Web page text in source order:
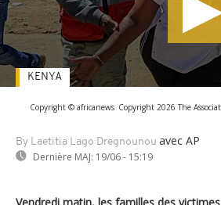
Copyright © africanews Copyright 2026 The
By Laetitia Lago Dregnounou avec AP
Dernière MAJ: 19/06 - 15:19
KENYA